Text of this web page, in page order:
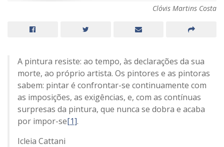
Clóvis Martins Costa
A pintura resiste: ao tempo, às declarações da sua
morte, ao próprio artista. Os pintores e as pintoras
sabem: pintar é confrontar-se continuamente com
as imposições, as exigências, e, com as contínuas
surpresas da pintura, que nunca se dobra e acaba
por impor-se[1].
Icleia Cattani